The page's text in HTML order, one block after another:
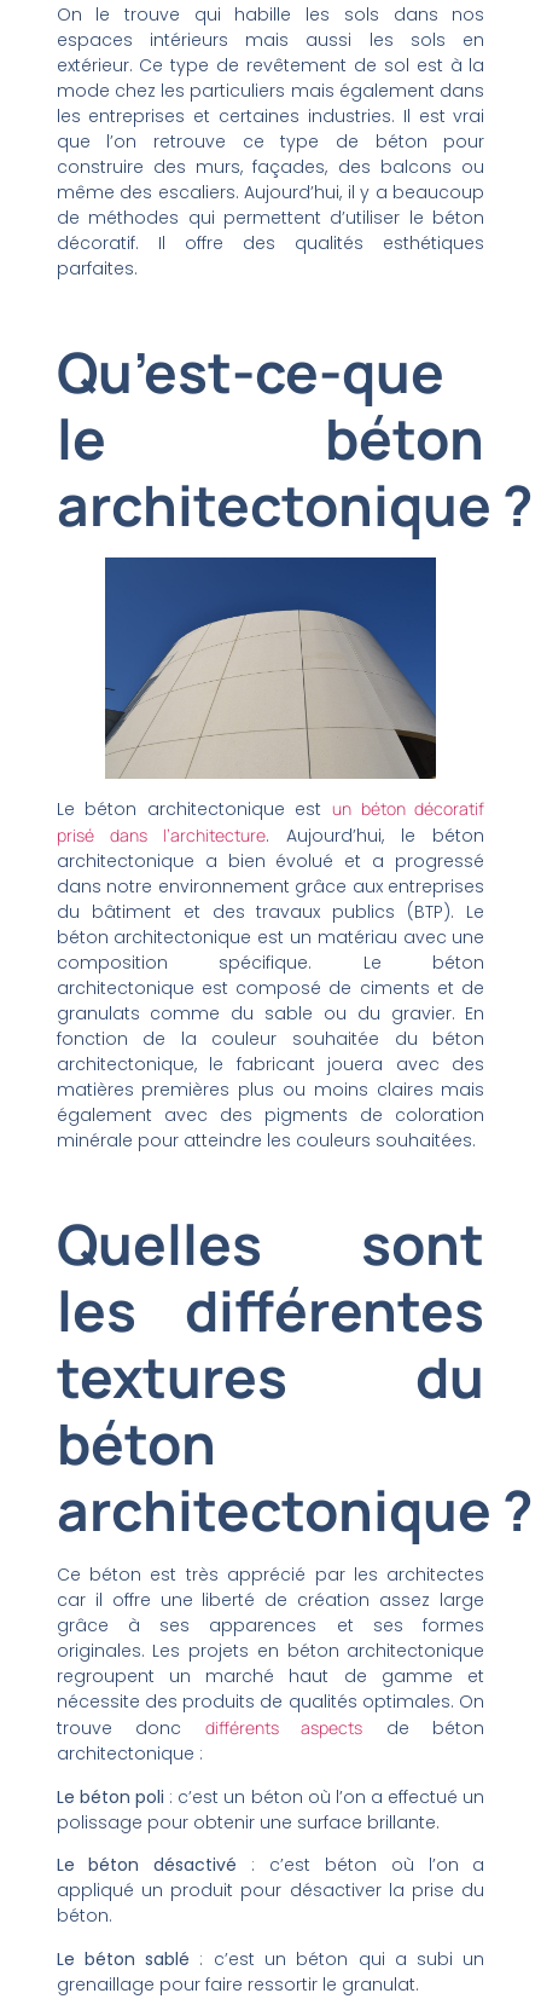
On le trouve qui habille les sols dans nos
espaces intérieurs mais aussi les sols en
extérieur. Ce type de revêtement de sol est à la
mode chez les particuliers mais également dans
les entreprises et certaines industries. Il est vrai
que l’on retrouve ce type de béton pour
construire des murs, façades, des balcons ou
même des escaliers. Aujourd’hui, il y a beaucoup
de méthodes qui permettent d’utiliser le béton
décoratif. Il offre des qualités esthétiques
parfaites.
Qu’est-ce-que
le béton
architectonique ?
Le béton architectonique estun béton décoratif
prisé dans l’architecture. Aujourd’hui, le béton
architectonique a bien évolué et a progressé
dans notre environnement grâce aux entreprises
du bâtiment et des travaux publics (BTP). Le
béton architectonique est un matériau avec une
composition spécifique. Le béton
architectonique est composé de ciments et de
granulats comme du sable ou du gravier. En
fonction de la couleur souhaitée du béton
architectonique, le fabricant jouera avec des
matières premières plus ou moins claires mais
également avec des pigments de coloration
minérale pour atteindre les couleurs souhaitées.
Quelles sont
les différentes
textures du
béton
architectonique ?
Ce béton est très apprécié par les architectes
car il offre une liberté de création assez large
grâce à ses apparences et ses formes
originales. Les projets en béton architectonique
regroupent un marché haut de gamme et
nécessite des produits de qualités optimales. On
trouve donc différents aspects de béton
architectonique :
Le béton poli : c’est un béton où l’on a effectué un
polissage pour obtenir une surface brillante.
Le béton désactivé : c’est béton où l’on a
appliqué un produit pour désactiver la prise du
béton.
Le béton sablé : c’est un béton qui a subi un
grenaillage pour faire ressortir le granulat.